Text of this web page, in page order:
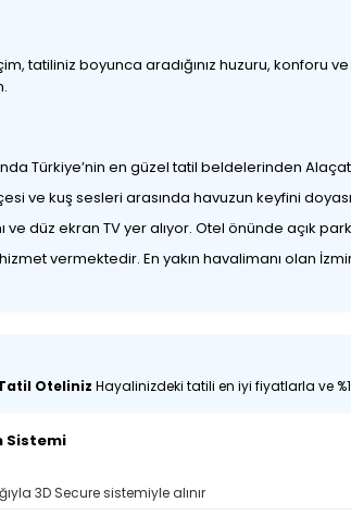
tatiliniz boyunca aradığınız huzuru,
Türkiye’nin en güzel tatil beldelerinden
ve kuş sesleri arasında havuzun keyfini
düz ekran TV yer alıyor. Otel önünde açık
vermektedir. En yakın havalimanı olan
Oteliniz Hayalinizdeki tatili en iyi fiyatlarla ve
Sistemi
3D Secure sistemiyle alınır